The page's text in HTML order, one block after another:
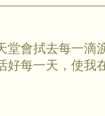
堂會拭去每一滴
好每一天，使我